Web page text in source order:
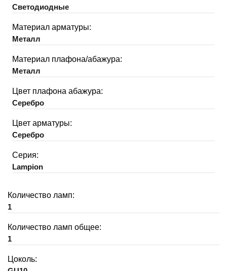
Светодиодные
Материал арматуры:
Металл
Материал плафона/абажура:
Металл
Цвет плафона абажура:
Серебро
Цвет арматуры:
Серебро
Серия:
Lampion
Количество ламп:
1
Количество ламп общее:
1
Цоколь: